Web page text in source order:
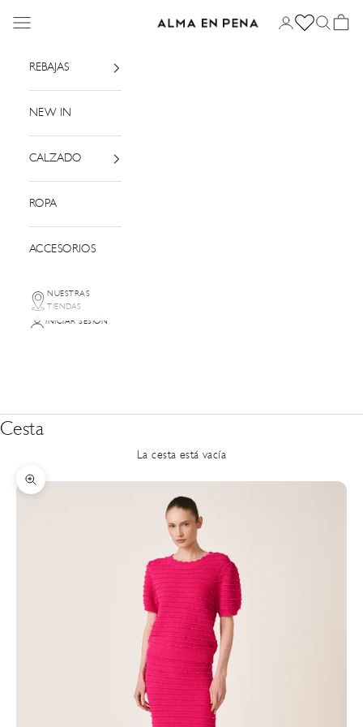
Alma en Pena
Menú Iniciar sesión
Buscar
Cesta
REBAJAS
NEW IN
CALZADO
ROPA
ACCESORIOS
NUESTRAS
TIENDAS
INICIAR SESIÓN
Cesta
La cesta está vacía
Zoom